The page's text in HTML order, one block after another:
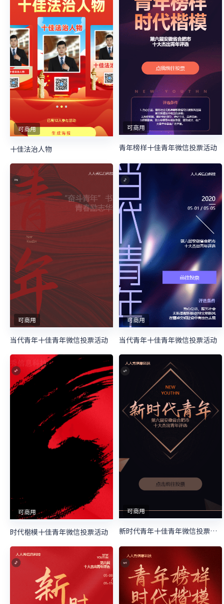
可商用
十佳法治人物
可商用
青年榜样十佳青年微信投票活动
可商用
当代青年十佳青年微信投票活动
可商用
当代青年十佳青年微信投票活动
可商用
时代楷模十佳青年微信投票活动
可商用
新时代青年十佳青年微信投票活动